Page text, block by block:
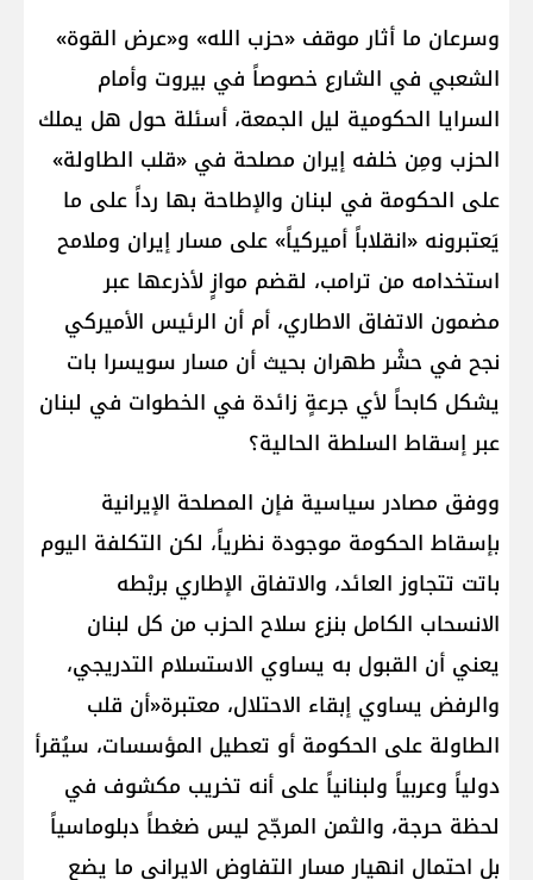
وسرعان ما أثار موقف «حزب الله» و«عرض القوة»
الشعبي في الشارع خصوصاً في بيروت وأمام
السرايا الحكومية ليل الجمعة، أسئلة حول هل يملك
الحزب ومِن خلفه إيران مصلحة في «قلب الطاولة»
على الحكومة في لبنان والإطاحة بها رداً على ما
يَعتبرونه «انقلاباً أميركياً» على مسار إيران وملامح
استخدامه من ترامب، لقضم موازٍ لأذرعها عبر
مضمون الاتفاق الاطاري، أم أن الرئيس الأميركي
نجح في حشْر طهران بحيث أن مسار سويسرا بات
يشكل كابحاً لأي جرعةٍ زائدة في الخطوات في لبنان
عبر إسقاط السلطة الحالية؟
ووفق مصادر سياسية فإن المصلحة الإيرانية
بإسقاط الحكومة موجودة نظرياً، لكن التكلفة اليوم
باتت تتجاوز العائد، والاتفاق الإطاري بربْطه
الانسحاب الكامل بنزع سلاح الحزب من كل لبنان
يعني أن القبول به يساوي الاستسلام التدريجي،
والرفض يساوي إبقاء الاحتلال، معتبرة«أن قلب
الطاولة على الحكومة أو تعطيل المؤسسات، سيُقرأ
دولياً وعربياً ولبنانياً على أنه تخريب مكشوف في
لحظة حرجة، والثمن المرجّح ليس ضغطاً دبلوماسياً
بل احتمال انهيار مسار التفاوض الايراني ما يضع